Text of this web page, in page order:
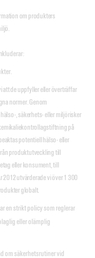
om produkters
att de uppfyller eller överträffar
normer. Genom
, säkerhets- eller miljörisker
på
potentiell hälso- eller
produktutveckling till
eller konsument, till
utvärderade vi över 1 300
globalt.
en strikt policy som reglerar
eller olämplig
om säkerhetsrutiner vid